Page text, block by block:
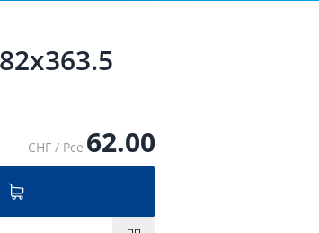
CHF / Pce 62.00